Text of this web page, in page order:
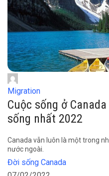
Migration
Cuộc sống ở
sống nhất 2022
Canada vẫn luôn là một trong
nước ngoài.
Đời sống Canada